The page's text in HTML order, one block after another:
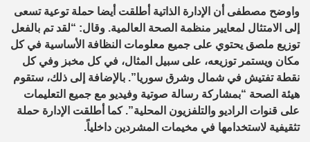
واوضح مصطفى أن الإدارة الذاتية أطلقت أيضا حملة توعية تسعى
إلى الامتثال لمعايير منظمة الصحة العالمية. وقال: “لقد تم بالفعل
توزيع ملصق يحتوي على جميع معلومات النظافة الأساسية في كل
مكان ويستمر توزيعه، على سبيل المثال، في كل مخبز وفي كل
نقطة تفتيش في شمال وشرق سوريا”. بالإضافة إلى ذلك، ستقوم
هيئة الصحة “بمشاركة رسالة صوتية وفيديو مع جميع التعليمات
على قنوات الراديو والتلفزيون المحلية”. كما أطلقت الإدارة حملة
تثقيفية لاستخدامها في مخيمات المشردين داخلياً.